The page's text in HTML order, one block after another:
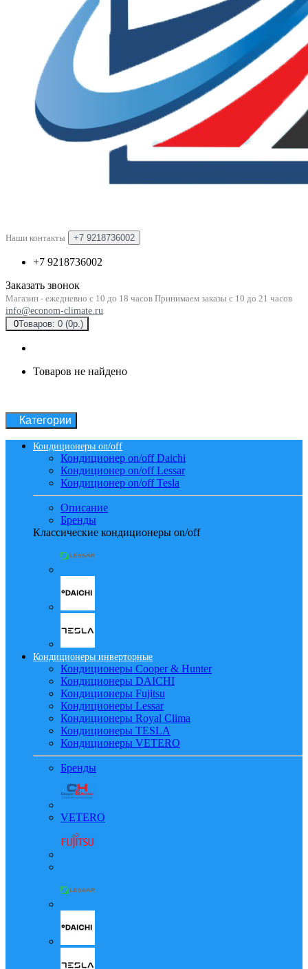
Наши контакты +7 9218736002
+7 9218736002
Заказать звонок
Магазин - ежедневно с 10 до 18 часов Принимаем заказы с 10 до 21 часов
info@econom-climate.ru
0Товаров: 0 (0р.)
Товаров не найдено
Категории
Кондиционеры on/off
Кондиционер on/off Daichi
Кондиционер on/off Lessar
Кондиционер on/off Tesla
Описание
Бренды
Классические кондиционеры on/off
Кондиционеры инверторные
Кондиционеры Cooper & Hunter
Кондиционеры DAICHI
Кондиционеры Fujitsu
Кондиционеры Lessar
Кондиционеры Royal Clima
Кондиционеры TESLA
Кондиционеры VETERO
Бренды
VETERO